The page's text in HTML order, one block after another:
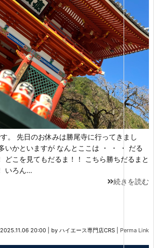
。 先日のお休みは勝尾寺に行ってきまし
いかといますが なんとここは ・ ・ ・ だる
どこを見てもだるま！！ こちら勝ちだるまと
いろん…
続きを読む
2025.11.06 20:00 by ハイエース専門店CRS Perma Link